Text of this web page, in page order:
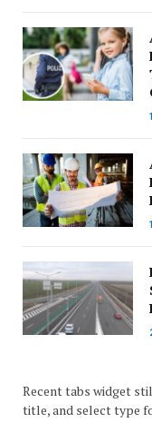
Recent tabs widget
title, and select type